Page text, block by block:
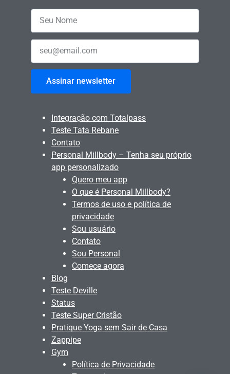
Assinar newsletter
Integração com Totalpass
Teste Tata Rebane
Contato
Personal Millbody – Tenha seu próprio
app personalizado
Quero meu app
O que é Personal Millbody?
Termos de uso e política de
privacidade
Sou usuário
Contato
Sou Personal
Comece agora
Blog
Teste Deville
Status
Teste Super Cristão
Pratique Yoga sem Sair de Casa
Zappipe
Gym
Política de Privacidade